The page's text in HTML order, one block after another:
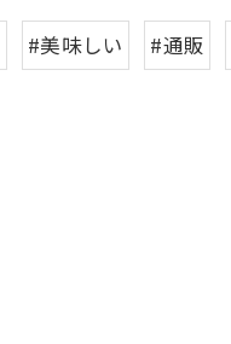
#美味しい #通販